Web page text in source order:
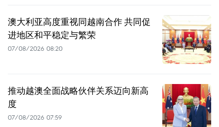
澳大利亚高度重视同越南合作 共同促
进地区和平稳定与繁荣
07/08/2026 08:20
推动越澳全面战略伙伴关系迈向新高
度
07/08/2026 07:59